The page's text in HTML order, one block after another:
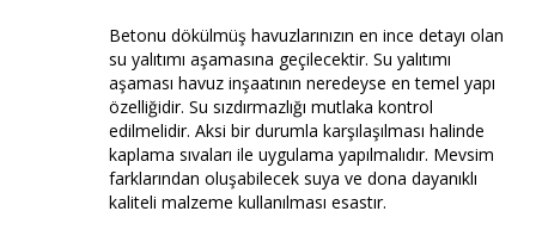
Betonu dökülmüş havuzlarınızın en ince detayı olan
su yalıtımı aşamasına geçilecektir. Su yalıtımı
aşaması havuz inşaatının neredeyse en temel yapı
özelliğidir. Su sızdırmazlığı mutlaka kontrol
edilmelidir. Aksi bir durumla karşılaşılması halinde
kaplama sıvaları ile uygulama yapılmalıdır. Mevsim
farklarından oluşabilecek suya ve dona dayanıklı
kaliteli malzeme kullanılması esastır.